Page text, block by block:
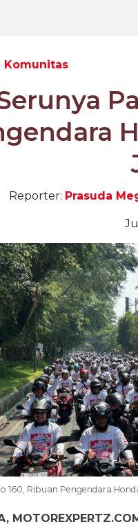
Komunitas
Reporter: Prasuda
160, Ribuan Pengendara